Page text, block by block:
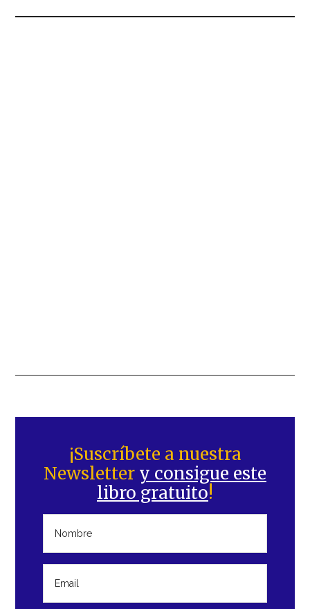
lateral
principal
¡Suscríbete a nuestra
Newsletter y consigue este
libro gratuito!